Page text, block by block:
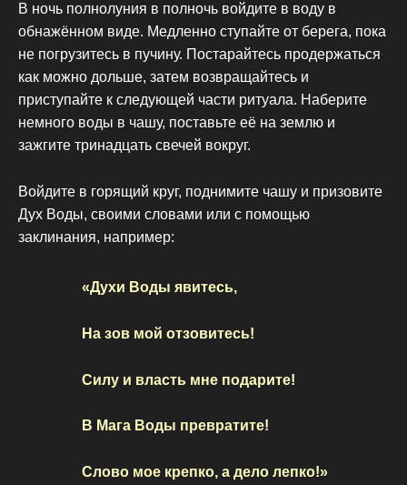
В ночь полнолуния в полночь войдите в воду в
обнажённом виде. Медленно ступайте от берега, пока
не погрузитесь в пучину. Постарайтесь продержаться
как можно дольше, затем возвращайтесь и
приступайте к следующей части ритуала. Наберите
немного воды в чашу, поставьте её на землю и
зажгите тринадцать свечей вокруг.
Войдите в горящий круг, поднимите чашу и призовите
Дух Воды, своими словами или с помощью
заклинания, например:
«Духи Воды явитесь,
На зов мой отзовитесь!
Силу и власть мне подарите!
В Мага Воды превратите!
Слово мое крепко, а дело лепко!»